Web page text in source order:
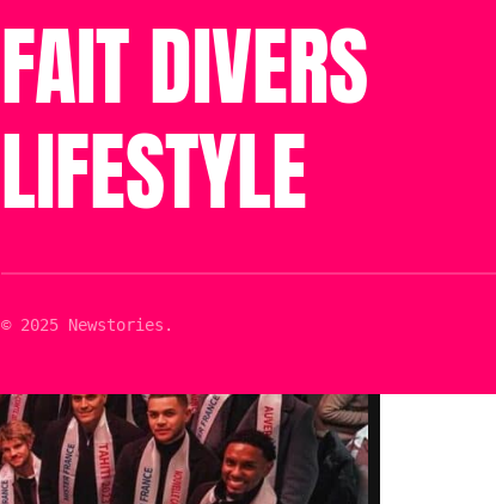
FAIT DIVERS
LIFESTYLE
© 2025 Newstories.
Publié le 13 Fév 2024 à 10h24
Lecture : 3 min